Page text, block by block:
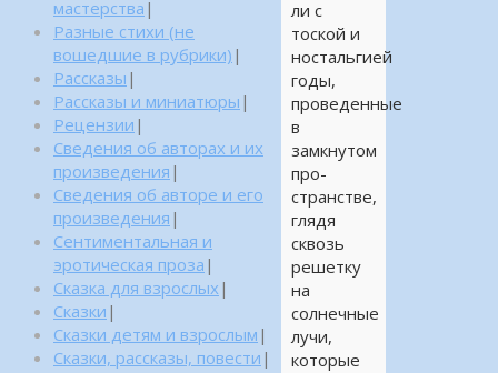
ли с
тоской и
ностальгией
годы,
проведенные
в
замкнутом
про-
странстве,
глядя
сквозь
решетку
на
солнечные
лучи,
которые
мастерства |
Разные стихи (не
вошедшие в рубрики) |
Рассказы |
Рассказы и миниатюры |
Рецензии |
Сведения об авторах и их
произведения |
Сведения об авторе и его
произведения |
Сентиментальная и
эротическая проза |
Сказка для взрослых |
Сказки |
Сказки детям и взрослым |
Сказки, рассказы, повести |